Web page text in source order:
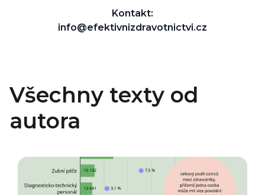
Kontakt:
info@efektivnizdravotnictvi.cz
Všechny texty od
autora